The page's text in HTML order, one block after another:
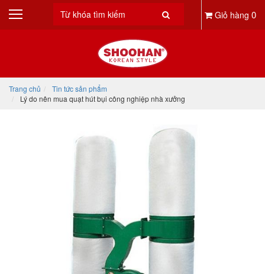
Giỏ hàng 0
Trang chủ
Tin tức sản phẩm
Lý do nên mua quạt hút bụi công nghiệp nhà xưởng